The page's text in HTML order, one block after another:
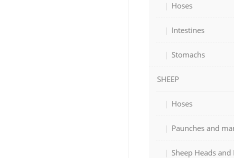
Hoses
Intestines
Stomachs
SHEEP
Hoses
Paunches and
Sheep Heads and